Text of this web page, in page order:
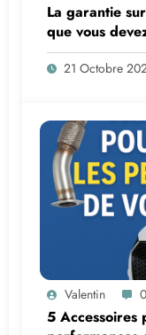
La garantie
que vous
ligne
21 Octobre
Valentin 0
5 Accessoires